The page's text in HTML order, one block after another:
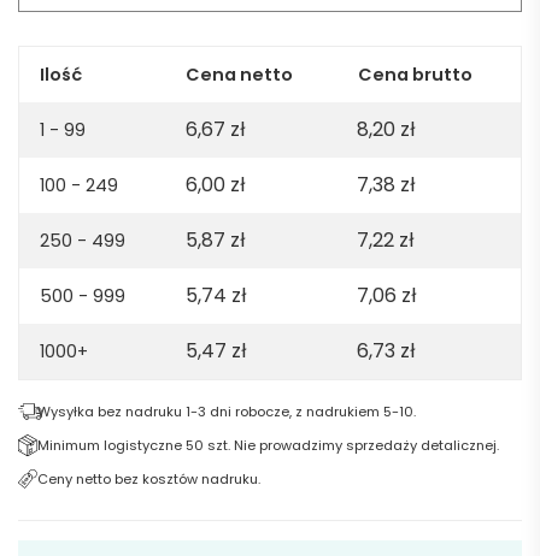
-
Ilość Cena netto Cena brutto
1 - 99 6,67 zł 8,20 zł
100 - 249 6,00 zł 7,38 zł
250 - 499 5,87 zł 7,22 zł
500 - 999 5,74 zł 7,06 zł
1000+ 5,47 zł 6,73 zł
Wysyłka bez nadruku 1-3 dni robocze, z nadrukiem 5-10.
Minimum logistyczne 50 szt. Nie prowadzimy sprzedaży detalicznej.
Ceny netto bez kosztów nadruku.